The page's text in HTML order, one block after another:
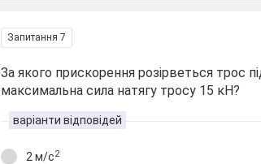
Запитання 7
За якого прискорення розірветься трос
максимальна сила натягу тросу 15 кН?
варіанти відповідей
2 м/с2